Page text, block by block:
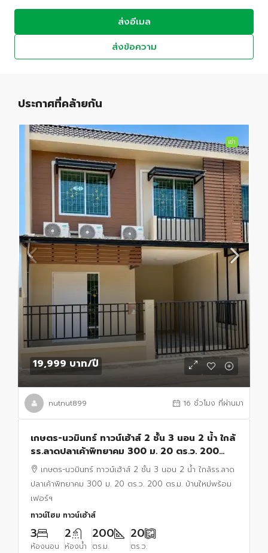
ส่งอีเมล
ส่งข้อความ
ประกาศที่คล้ายกัน
เช่า
19,999 บาท/ปี
nutnut899 16 ชั่วโมง ที่ผ่านมา
เกษตร-นวมินทร์ ทาวน์เฮ้าส์ 2 ชั้น 3 นอน 2 น้ำ ใกล้
รร.ลาดปลาเค้าพิทยาคม 300 ม. 20 ตร.ว. 200
ตร.ม. บ้านใหม่พร้อมเฟอร์ฯ
เกษตร-นวมินทร์ ทาวน์เฮ้าส์ 2 ชั้น 3 นอน 2 น้ำ ใกล้รร.ลาด
ปลาเค้าพิทยาคม 300 ม. 20 ตร.ว. 200 ตร.ม. บ้านใหม่พร้อม
เฟอร์ฯ
ทาวน์โฮม ทาวน์เฮ้าส์
3
ห้องนอน
2
ห้องน้ำ
200
ตร.ม.
20
ตร.ว.